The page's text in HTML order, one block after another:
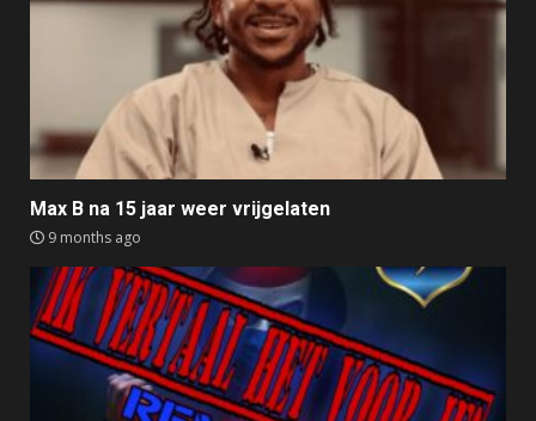
Max B na 15 jaar weer vrijgelaten
9 months ago